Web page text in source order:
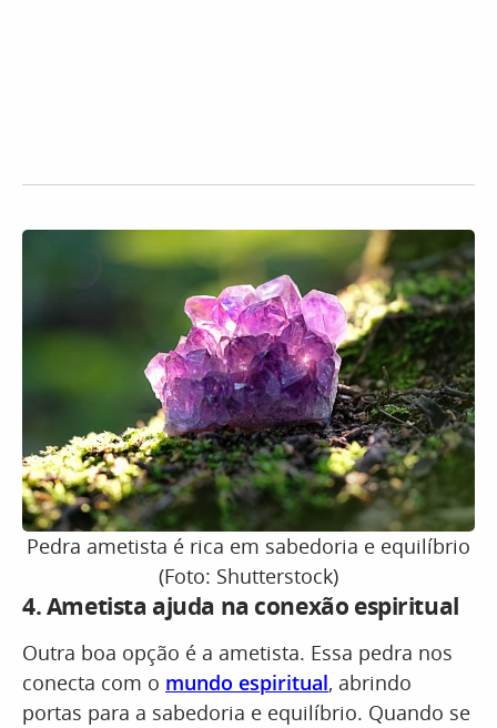
Pedra ametista é rica em sabedoria e equilíbrio
(Foto: Shutterstock)
4.Ametista ajuda na conexão espiritual
Outra boa opção é a ametista. Essa pedra nos
conecta com o mundo espiritual, abrindo
portas para a sabedoria e equilíbrio. Quando se